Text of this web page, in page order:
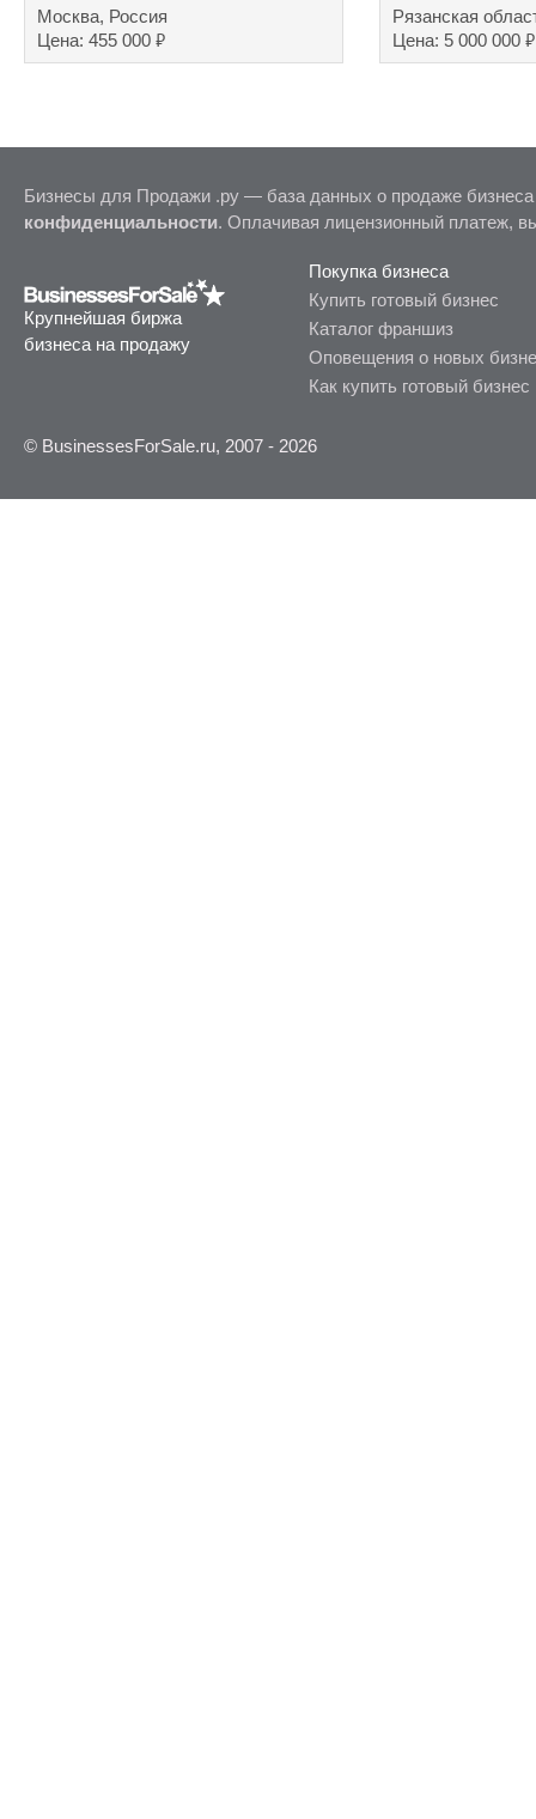
Москва, Россия
Цена: 455 000 ₽
Рязанская
Цена: 5 000 000₽
Бизнесы для Продажи .ру — база данных о продаже
конфиденциальности. Оплачивая лицензионный платеж,
Крупнейшая биржа
бизнеса на продажу
Покупка бизнеса
Купить готовый бизнес
Каталог франшиз
Оповещения о новых
Как купить готовый бизнес
© BusinessesForSale.ru, 2007 - 2026